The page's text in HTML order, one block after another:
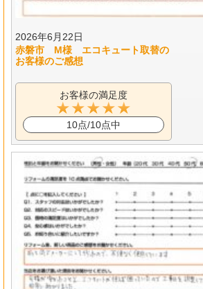
2026年6月22日
赤磐市 M様 エコキュート取替の
お客様のご感想
お客様の満足度
10点/10点中